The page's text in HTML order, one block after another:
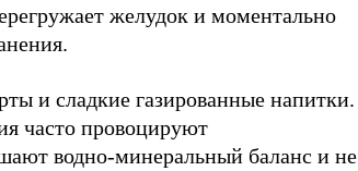
желудок и моментально
и сладкие газированные напитки.
часто провоцируют
водно-минеральный баланс и не